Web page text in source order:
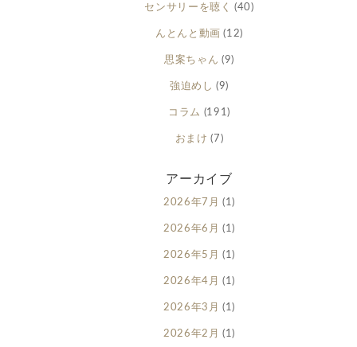
センサリーを聴く (40)
んとんと動画 (12)
思案ちゃん (9)
強迫めし (9)
コラム (191)
おまけ (7)
アーカイブ
2026年7月 (1)
2026年6月 (1)
2026年5月 (1)
2026年4月 (1)
2026年3月 (1)
2026年2月 (1)